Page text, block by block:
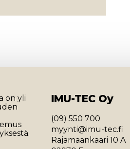
on yli
IMU-TEC Oy
(09) 550 700
myynti@imu-tec.fi
Rajamaankaari 10 A